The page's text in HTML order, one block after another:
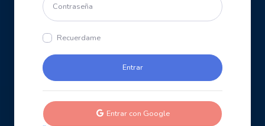
Recuerdame
Entrar con Google